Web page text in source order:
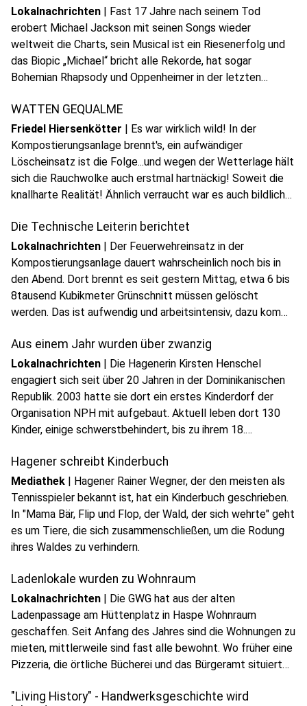
Lokalnachrichten | Fast 17 Jahre nach seinem Tod
erobert Michael Jackson mit seinen Songs wieder
weltweit die Charts, sein Musical ist ein Riesenerfolg und
das Biopic „Michael“ bricht alle Rekorde, hat sogar
Bohemian Rhapsody und Oppenheimer in der letzten
Vorsitzende vom Michael Jackson Fanclub Malibu.
play_circleAudio anhören
WATTEN GEQUALME
Friedel Hiersenkötter | Es war wirklich wild! In der
Kompostierungsanlage brennt's, ein aufwändiger
Löscheinsatz ist die Folge...und wegen der Wetterlage hält
sich die Rauchwolke auch erstmal hartnäckig! Soweit die
knallharte Realität! Ähnlich verraucht war es auch bildlich
Land...aber auch hier in Hagen!
Die Technische Leiterin berichtet
Lokalnachrichten | Der Feuerwehreinsatz in der
Kompostierungsanlage dauert wahrscheinlich noch bis in
den Abend. Dort brennt es seit gestern Mittag, etwa 6 bis
8tausend Kubikmeter Grünschnitt müssen gelöscht
werden. Das ist aufwendig und arbeitsintensiv, dazu kommt
Aus einem Jahr wurden über zwanzig
Lokalnachrichten | Die Hagenerin Kirsten Henschel
engagiert sich seit über 20 Jahren in der Dominikanischen
Republik. 2003 hatte sie dort ein erstes Kinderdorf der
Organisation NPH mit aufgebaut. Aktuell leben dort 130
Kinder, einige schwerstbehindert, bis zu ihrem 18.
Hagener schreibt Kinderbuch
Mediathek | Hagener Rainer Wegner, der den meisten als
Tennisspieler bekannt ist, hat ein Kinderbuch geschrieben.
In "Mama Bär, Flip und Flop, der Wald, der sich wehrte" geht
es um Tiere, die sich zusammenschließen, um die Rodung
ihres Waldes zu verhindern.
Ladenlokale wurden zu Wohnraum
Lokalnachrichten | Die GWG hat aus der alten
Ladenpassage am Hüttenplatz in Haspe Wohnraum
geschaffen. Seit Anfang des Jahres sind die Wohnungen zu
mieten, mittlerweile sind fast alle bewohnt. Wo früher eine
Pizzeria, die örtliche Bücherei und das Bürgeramt situiert
"Living History" - Handwerksgeschichte wird